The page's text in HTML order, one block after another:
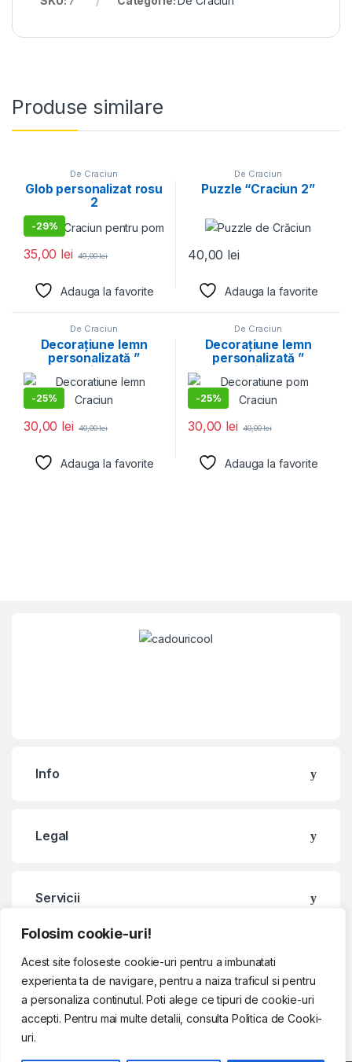
Folosim cookie-uri!
Acest site foloseste cookie-uri pentru a imbunatati
experienta ta de navigare, pentru a naiza traficul si pentru
a personaliza continutul. Poti alege ce tipuri de cookie-uri
accepti. Pentru mai multe detalii, consulta Politica de Cooki-
uri.
Produse similare
De Craciun
Glob personalizat rosu
2
-29%
35,00 lei 49,00lei
Adauga la favorite
De Craciun
Puzzle “Craciun 2”
40,00 lei
Adauga la favorite
De Craciun
Decorațiune lemn
personalizată ”
Crăciun 6″
-25%
30,00 lei 40,00lei
Adauga la favorite
De Craciun
Decorațiune lemn
personalizată ”
Crăciun 3″
-25%
30,00 lei 40,00lei
Adauga la favorite
Info
Legal
Servicii
Contact & Program